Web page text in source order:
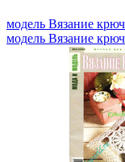
модель Вязание
модель Вязание